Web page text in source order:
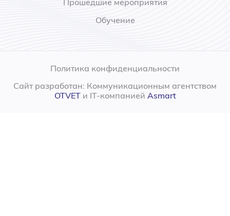
Обучение
Политика конфиденциальности
Сайт разработан: Коммуникационным агентством
OTVETи IT-компанией Asmart